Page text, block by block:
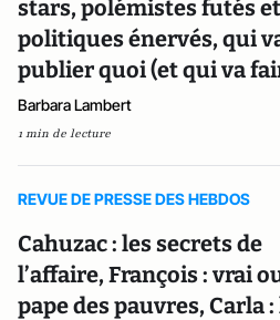
stars, polémistes futés
politiques énervés, qui
publier quoi (et qui va
Barbara Lambert
1 min de lecture
REVUE DE PRESSE DES HEBDOS
Cahuzac : les secrets de
l’affaire, François : vrai
pape des pauvres, Carla :